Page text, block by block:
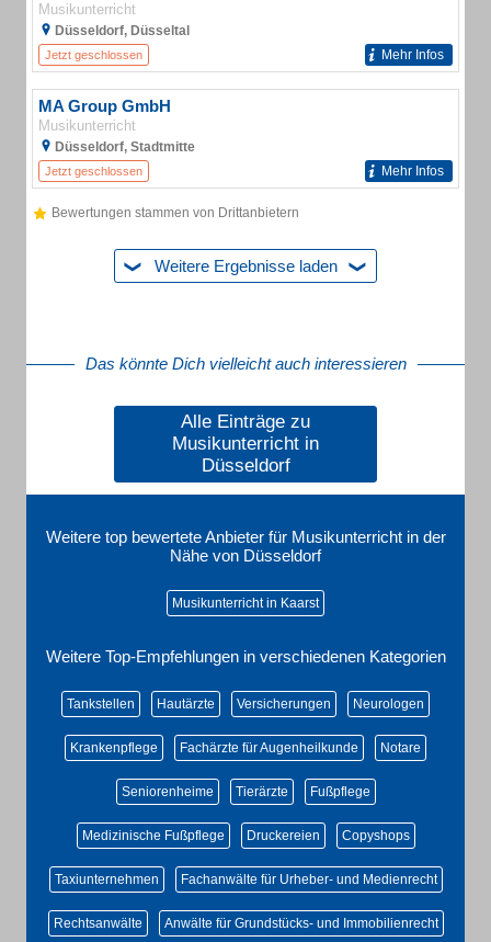
Musikunterricht
Düsseldorf, Düsseltal
Jetzt geschlossen Mehr Infos
MA Group GmbH
Musikunterricht
Düsseldorf, Stadtmitte
Jetzt geschlossen Mehr Infos
Bewertungen stammen von Drittanbietern
Weitere Ergebnisse laden
Das könnte Dich vielleicht auch interessieren
Alle Einträge zu
Musikunterricht in
Düsseldorf
Weitere top bewertete Anbieter für Musikunterricht in der
Nähe von Düsseldorf
Musikunterricht in Kaarst
Weitere Top-Empfehlungen in verschiedenen Kategorien
Tankstellen Hautärzte Versicherungen Neurologen
Krankenpflege Fachärzte für Augenheilkunde Notare
Seniorenheime Tierärzte Fußpflege
Medizinische Fußpflege Druckereien Copyshops
Taxiunternehmen Fachanwälte für Urheber- und Medienrecht
Rechtsanwälte Anwälte für Grundstücks- und Immobilienrecht